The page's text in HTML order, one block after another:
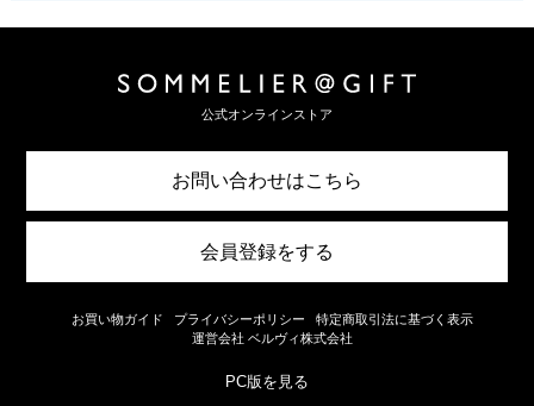
公式オンラインストア
お問い合わせはこちら
会員登録をする
お買い物ガイド プライバシーポリシー
特定商取引法に基づく表示
運営会社 ベルヴィ株式会社
PC版を見る